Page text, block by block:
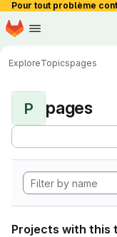
Pour tout problème
Skip to main content
Homepage
ExploreTopicspages
P pages
Projects with this